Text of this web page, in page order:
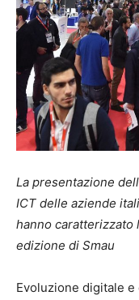
La presentazione
ICT delle aziende
hanno caratterizzato
edizione di Smau
Evoluzione digitale